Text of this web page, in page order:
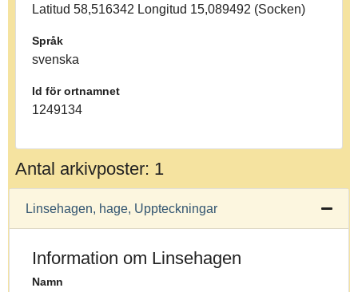
Latitud 58,516342 Longitud 15,089492 (Socken)
Språk
svenska
Id för ortnamnet
1249134
Antal arkivposter: 1
Linsehagen, hage, Uppteckningar
Information om Linsehagen
Namn